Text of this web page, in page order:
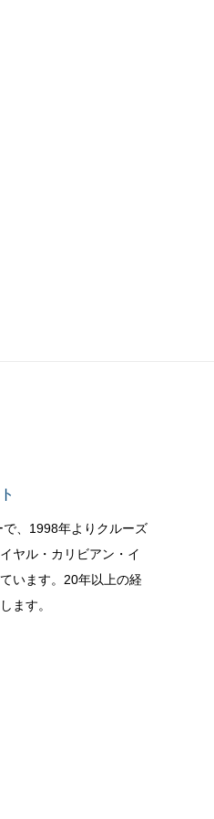
、1998年よりクルーズ
ヤル・カリビアン・イ
います。20年以上の経
ます。